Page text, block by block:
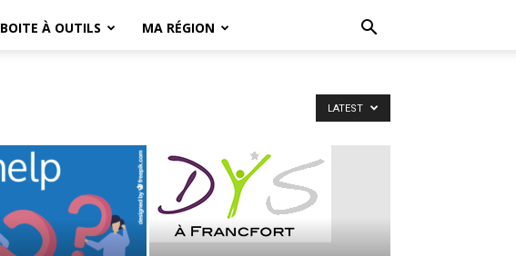
BOITE À OUTILS MA RÉGION
LATEST